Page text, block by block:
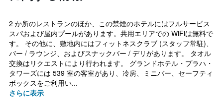
2 か所のレストランのほか、この禁煙のホテルにはフルサービス
スパおよび屋内プールがあります。共用エリアでの WiFiは無料で
す。 その他に、敷地内にはフィットネスクラブ (スタッフ常駐)、
バー / ラウンジ、およびスナックバー / デリがあります。 タオル
交換はリクエストにより行われます。 グランドホテル・プラハ・
タワーズには 539 室の客室があり、冷房、ミニバー、セーフティ
ボックスをご利用い...
さらに表示